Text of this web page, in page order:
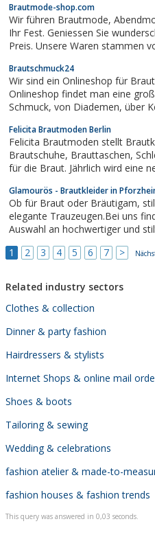
findet man immer die neuesten
Des weiteren findet man bei...
Brautmode-shop.com
Wir führen Brautmode, Abendmode und Accessoires Rund um
Ihr Fest. Geniessen Sie
Preis. Unsere Waren stammen
Brautschmuck24
Wir sind ein Onlineshop für
Onlineshop findet man eine
Schmuck, von Diademen, über Ketten bis zu Accessoirs, wie zum
passendes dabei. Eine schnelle
zeichnen den Shop aus.
Felicita Brautmoden Berlin
Felicita Brautmoden stellt
Brautschuhe, Brauttaschen, Schleier, Stolen, Reifröcke, Dessous
für die Braut. Jährlich wird eine
diversen Fotografen und
ist...
Glamourös - Brautkleider in
Ob für Braut oder Bräutigam, stilsichere Brauteltern oder
elegante Trauzeugen.Bei uns
Auswahl an hochwertiger und
kreativen Newcomern. Klassisch, romantisch, extravagant
1 2 3 4 5 6 7 >
Related industry sectors
Clothes & collection
Dinner & party fashion
Hairdressers & stylists
Internet Shops & online mail
Shoes & boots
Tailoring & sewing
Wedding & celebrations
fashion atelier & made-to-
fashion houses & fashion trends
This query was answered in 0,03 seconds.